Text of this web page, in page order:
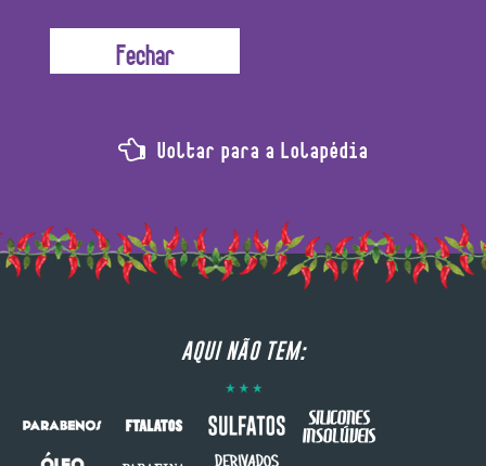
Voltar para a Lolapédia
AQUI NÃO TEM: